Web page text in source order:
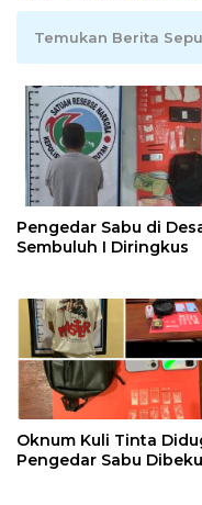
Temukan Berita
Pengedar Sabu di
Sembuluh I Diringkus
Oknum Kuli Tinta
Pengedar Sabu